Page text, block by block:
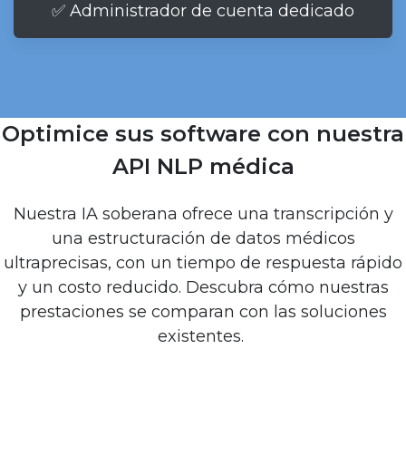
✅ Administrador de cuenta dedicado
Optimice sus software con nuestra
API NLP médica
Nuestra IA soberana ofrece una transcripción y
una estructuración de datos médicos
ultraprecisas, con un tiempo de respuesta rápido
y un costo reducido. Descubra cómo nuestras
prestaciones se comparan con las soluciones
existentes.